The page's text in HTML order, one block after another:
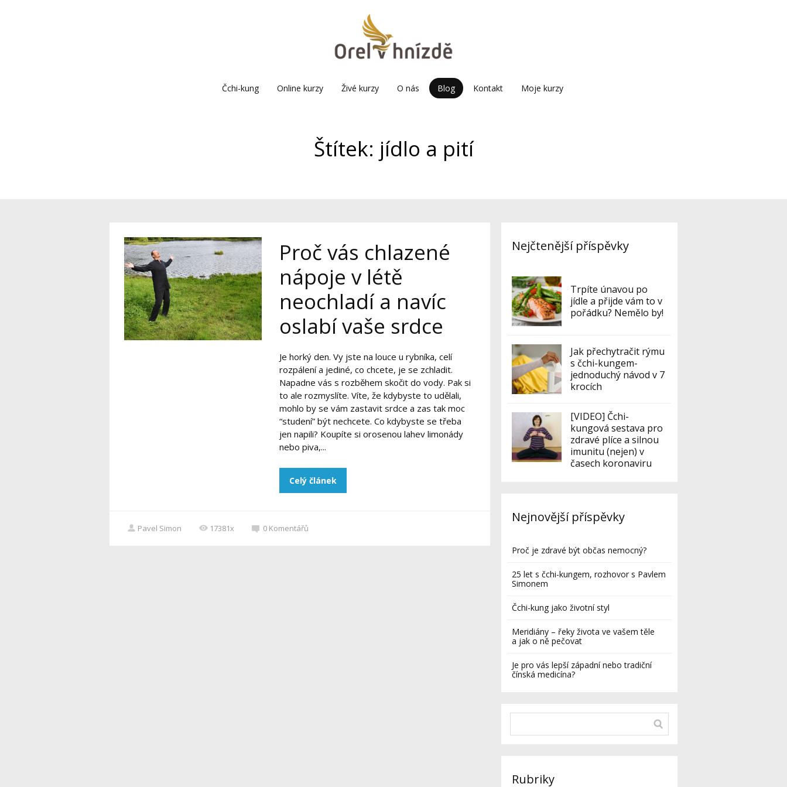
Čchi-kung Online kurzy Živé kurzy O nás Blog Kontakt Moje kurzy
Štítek: jídlo a pití
Proč vás chlazené
nápoje v létě
neochladí a navíc
oslabí vaše srdce
Je horký den. Vy jste na louce u rybníka, celí
rozpálení a jediné, co chcete, je se zchladit.
Napadne vás s rozběhem skočit do vody. Pak si
to ale rozmyslíte. Víte, že kdybyste to udělali,
mohlo by se vám zastavit srdce a zas tak moc
“studení” být nechcete. Co kdybyste se třeba
jen napili? Koupíte si orosenou lahev limonády
nebo piva,...
Celý článek
Pavel Simon 17381x 0 Komentářů
Nejčtenější příspěvky
Trpíte únavou po
jídle a přijde vám to v
pořádku? Nemělo by!
Jak přechytračit rýmu
s čchi-kungem-
jednoduchý návod v 7
krocích
[VIDEO] Čchi-
kungová sestava pro
zdravé plíce a silnou
imunitu (nejen) v
časech koronaviru
Nejnovější příspěvky
Proč je zdravé být občas nemocný?
25 let s čchi-kungem, rozhovor s Pavlem
Simonem
Čchi-kung jako životní styl
Meridiány – řeky života ve vašem těle
a jak o ně pečovat
Je pro vás lepší západní nebo tradiční
čínská medicína?
Rubriky